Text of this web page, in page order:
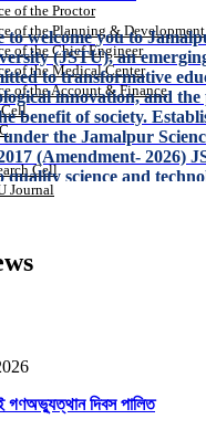
of the Proctor
of the Planning & Development
of the Chief Engineer
of the Medical Center
of the Account & Finance
Cell
Journal
2025-26
to welcome you to
(JSTU), an
to transformative
innovation, and
benefit of society.
the Jamalpur
(Amendment- 2026)
quality science and
development, and c
গণঅভ্যুত্থান দিবস পালিত